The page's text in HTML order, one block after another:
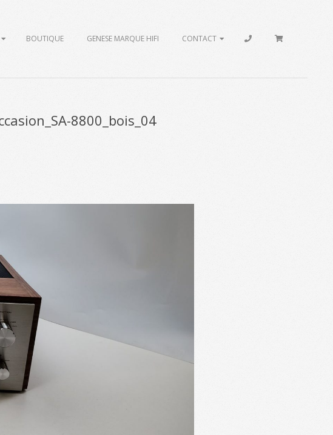
BOUTIQUE GENESE MARQUE HIFI CONTACT
8800_bois_04